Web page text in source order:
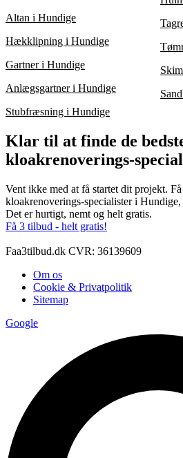
Altan i Hundige
Hækklipning i Hundige
Gartner i Hundige
Anlægsgartner i Hundige
Stubfræsning i Hundige
Klar til at finde de
kloakrenoverings-
Vent ikke med at få startet dit projekt.
kloakrenoverings-specialister i
Det er hurtigt, nemt og helt gratis.
Få 3 tilbud - helt gratis!
Faa3tilbud.dk CVR: 36139609
Om os
Cookie & Privatpolitik
Sitemap
Google